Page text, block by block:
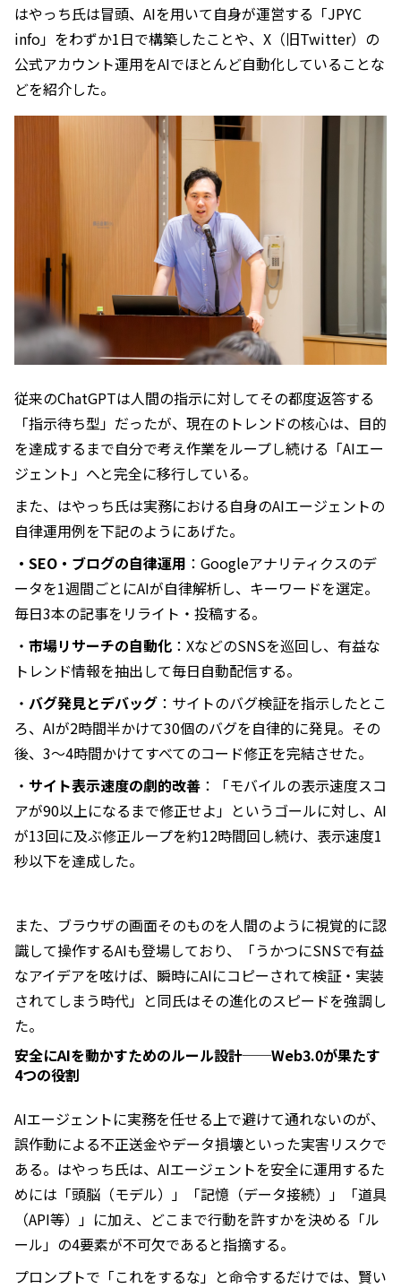
はやっち氏は冒頭、AIを用いて自身が運営する「JPYC
info」をわずか1日で構築したことや、X（旧Twitter）の
公式アカウント運用をAIでほとんど自動化していることな
どを紹介した。
従来のChatGPTは人間の指示に対してその都度返答する
「指示待ち型」だったが、現在のトレンドの核心は、目的
を達成するまで自分で考え作業をループし続ける「AIエー
ジェント」へと完全に移行している。
また、はやっち氏は実務における自身のAIエージェントの
自律運用例を下記のようにあげた。
・SEO・ブログの自律運用 ：Googleアナリティクスのデ
ータを1週間ごとにAIが自律解析し、キーワードを選定。
毎日3本の記事をリライト・投稿する。
・ 市場リサーチの自動化 ：XなどのSNSを巡回し、有益な
トレンド情報を抽出して毎日自動配信する。
・ バグ発見とデバッグ ：サイトのバグ検証を指示したとこ
ろ、AIが2時間半かけて30個のバグを自律的に発見。その
後、3〜4時間かけてすべてのコード修正を完結させた。
・ サイト表示速度の劇的改善 ：「モバイルの表示速度スコ
アが90以上になるまで修正せよ」というゴールに対し、AI
が13回に及ぶ修正ループを約12時間回し続け、表示速度1
秒以下を達成した。
また、ブラウザの画面そのものを人間のように視覚的に認
識して操作するAIも登場しており、「うかつにSNSで有益
なアイデアを呟けば、瞬時にAIにコピーされて検証・実装
されてしまう時代」と同氏はその進化のスピードを強調し
た。
安全にAIを動かすためのルール設計──Web3.0が果たす
4つの役割
AIエージェントに実務を任せる上で避けて通れないのが、
誤作動による不正送金やデータ損壊といった実害リスクで
ある。はやっち氏は、AIエージェントを安全に運用するた
めには「頭脳（モデル）」「記憶（データ接続）」「道具
（API等）」に加え、どこまで行動を許すかを決める「ル
ール」の4要素が不可欠であると指摘する。
プロンプトで「これをするな」と命令するだけでは、賢い